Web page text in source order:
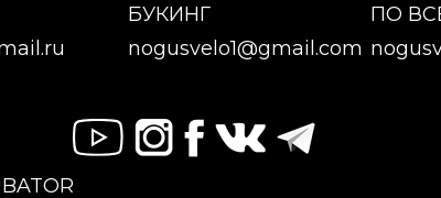
БУКИНГ
nogusvelo1@gmail.com
ПО